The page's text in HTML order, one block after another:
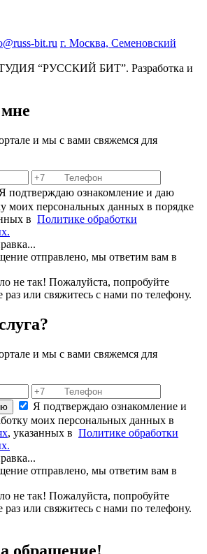
bit.ru г. Москва, Семеновский
“РУССКИЙ БИТ”. Разработка и
и мы с вами свяжемся для
Я подтверждаю ознакомление и даю
моих персональных данных в порядке
в Политике обработки
отправлено, мы ответим вам в
не так! Пожалуйста, попробуйте
или свяжитесь с нами по телефону.
и мы с вами свяжемся для
Я подтверждаю ознакомление и
моих персональных данных в
, указанных в Политике обработки
отправлено, мы ответим вам в
не так! Пожалуйста, попробуйте
или свяжитесь с нами по телефону.
обращение!